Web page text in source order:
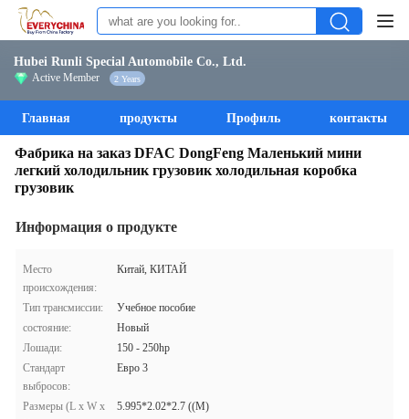
Hubei Runli Special Automobile Co., Ltd.
Active Member 2 Years
Главная продукты Профиль контакты
Фабрика на заказ DFAC DongFeng Маленький мини
легкий холодильник грузовик холодильная коробка
грузовик
Информация о продукте
Место
происхождения:
Китай, КИТАЙ
Тип трансмиссии:
Учебное пособие
состояние:
Новый
Лошади:
150 - 250hp
Стандарт
выбросов:
Евро 3
Размеры (L x W x
5.995*2.02*2.7 ((M)